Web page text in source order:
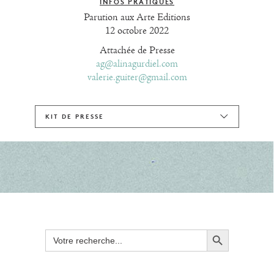
INFOS PRATIQUES
Parution aux Arte Editions
12 octobre 2022
Attachée de Presse
ag@alinagurdiel.com
valerie.guiter@gmail.com
KIT DE PRESSE
Search
for:
Search Button